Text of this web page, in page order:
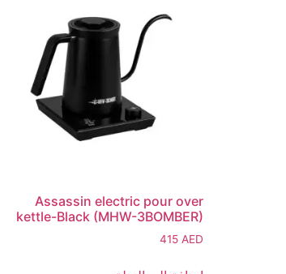
Assassin electric pour over
kettle-Black (MHW-3BOMBER)
415 AED